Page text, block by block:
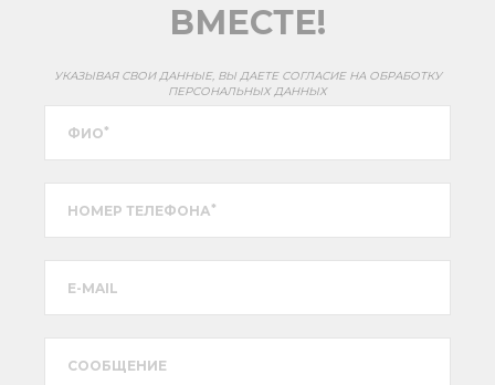
ВМЕСТЕ!
УКАЗЫВАЯ СВОИ ДАННЫЕ, ВЫ ДАЕТЕ СОГЛАСИЕ НА ОБРАБОТКУ
ПЕРСОНАЛЬНЫХ ДАННЫХ
ФИО*
НОМЕР ТЕЛЕФОНА*
E-MAIL
CООБЩЕНИЕ